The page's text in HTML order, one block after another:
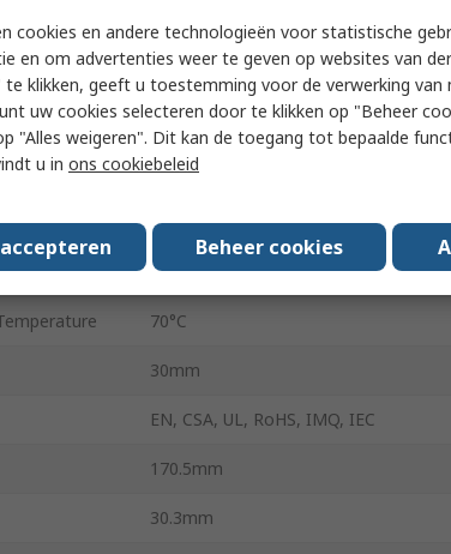
Snap Action
10A
Cable
250V dc
-25°C
400V ac
70°C
30mm
EN, CSA, UL, RoHS, IMQ, IEC
170.5mm
30.3mm
cookies en andere technologieën voor statistische
en om advertenties weer te geven op websites van
te klikken, geeft u toestemming voor de verwerking van
uw cookies selecteren door te klikken op "Beheer
"Alles weigeren". Dit kan de toegang tot bepaalde
u in ons cookiebeleid
Beheer cookies